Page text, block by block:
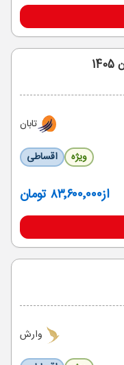
تابان
ویژه
اقساطی
از۸۳٬۶۰۰٬۰۰۰ تومان
وارش